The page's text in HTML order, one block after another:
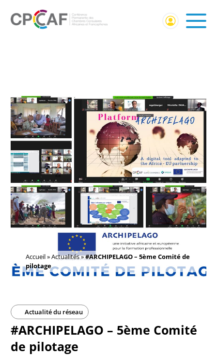
Accueil»Actualités»#ARCHIPELAGO – 5ème Comité de
pilotage
Actualité du réseau
#ARCHIPELAGO – 5ème Comité
de pilotage